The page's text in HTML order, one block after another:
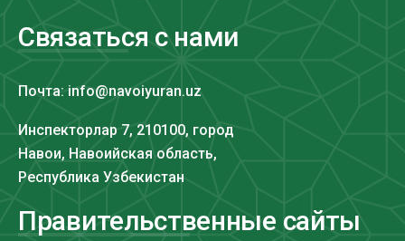
Связаться с нами
Почта: info@navoiyuran.uz
Инспекторлар 7, 210100, город
Навои, Навоийская область,
Республика Узбекистан
Правительственные сайты